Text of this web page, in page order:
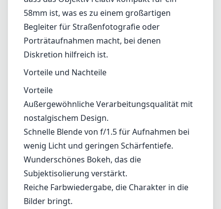
58mm ist, was es zu einem großartigen
Begleiter für Straßenfotografie oder
Porträtaufnahmen macht, bei denen
Diskretion hilfreich ist.
Vorteile und Nachteile
Vorteile
Außergewöhnliche Verarbeitungsqualität mit
nostalgischem Design.
Schnelle Blende von f/1.5 für Aufnahmen bei
wenig Licht und geringen Schärfentiefe.
Wunderschönes Bokeh, das die
Subjektisolierung verstärkt.
Reiche Farbwiedergabe, die Charakter in die
Bilder bringt.